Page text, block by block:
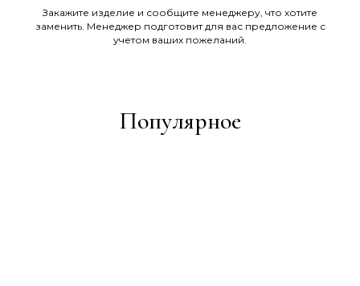
Закажите изделие и сообщите менеджеру, что хотите
заменить. Менеджер подготовит для вас предложение с
учетом ваших пожеланий.
Популярное